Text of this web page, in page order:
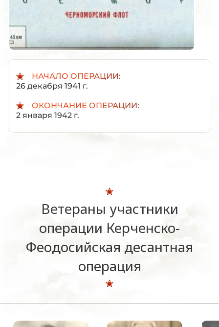
НАЧАЛО ОПЕРАЦИИ:
26 декабря 1941 г.
ОКОНЧАНИЕ ОПЕРАЦИИ:
2 января 1942 г.
Ветераны участники
операции Керченско-
Феодосийская десантная
операция